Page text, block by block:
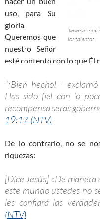
Tenemos
los talentos.
uso, para Su
gloria.
Queremos que
nuestro Señor
esté contento con lo que Él
“¡Bien hecho!
Has sido fiel con lo
recompensa serás
19:17 (NTV)
De lo contrario, no se
riquezas:
[Dice Jesús] «De manera
este mundo ustedes no
les confiará las
(NTV)